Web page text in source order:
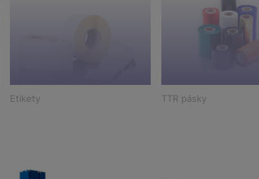
Etikety TTR pásky